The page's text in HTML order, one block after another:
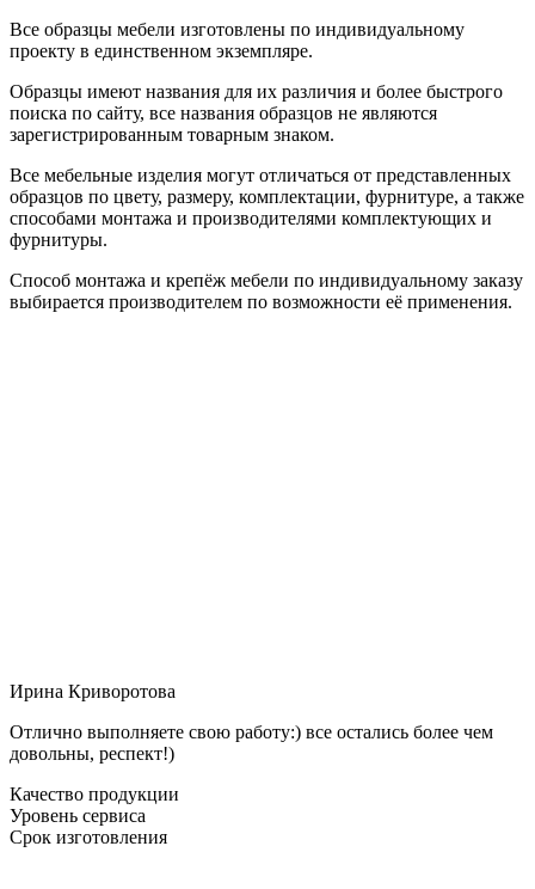
Все образцы мебели изготовлены по индивидуальному
проекту в единственном экземпляре.
Образцы имеют названия для их различия и более быстрого
поиска по сайту, все названия образцов не являются
зарегистрированным товарным знаком.
Все мебельные изделия могут отличаться от представленных
образцов по цвету, размеру, комплектации, фурнитуре, а также
способами монтажа и производителями комплектующих и
фурнитуры.
Способ монтажа и крепёж мебели по индивидуальному заказу
выбирается производителем по возможности её применения.
Ирина Криворотова
Отлично выполняете свою работу:) все остались более чем
довольны, респект!)
Качество продукции
Уровень сервиса
Срок изготовления